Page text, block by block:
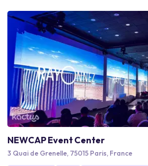
l’expérience de vos invités.
NEWCAP Event Center
3 Quai de Grenelle, 75015 Paris, France